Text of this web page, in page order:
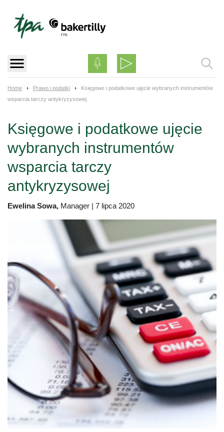
content
Home Prawo i podatki
Księgowe i podatkowe ujęcie wybranych instrumentów
wsparcia tarczy antykryzysowej
Księgowe i podatkowe ujęcie
wybranych instrumentów
wsparcia tarczy
antykryzysowej
Ewelina Sowa, Manager | 7 lipca 2020